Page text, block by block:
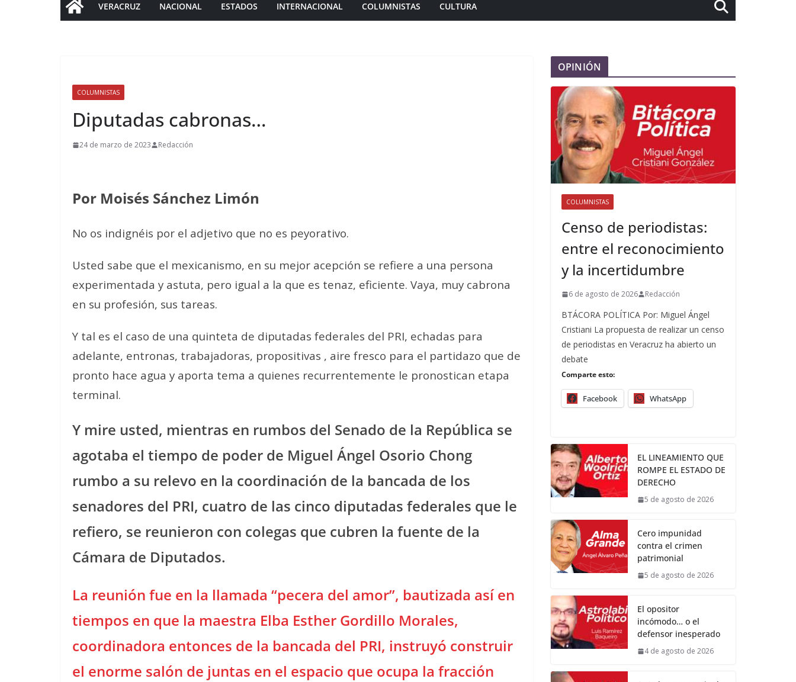
VERACRUZ NACIONAL ESTADOS INTERNACIONAL COLUMNISTAS CULTURA
COLUMNISTAS
Diputadas cabronas…
24 de marzo de 2023 Redacción
Por Moisés Sánchez Limón
No os indignéis por el adjetivo que no es peyorativo.
Usted sabe que el mexicanismo, en su mejor acepción se refiere a una persona
experimentada y astuta, pero igual a la que es tenaz, eficiente. Vaya, muy cabrona
en su profesión, sus tareas.
Y tal es el caso de una quinteta de diputadas federales del PRI, echadas para
adelante, entronas, trabajadoras, propositivas , aire fresco para el partidazo que de
pronto hace agua y aporta tema a quienes recurrentemente le pronostican etapa
terminal.
Y mire usted, mientras en rumbos del Senado de la República se
agotaba el tiempo de poder de Miguel Ángel Osorio Chong
rumbo a su relevo en la coordinación de la bancada de los
senadores del PRI, cuatro de las cinco diputadas federales que le
refiero, se reunieron con colegas que cubren la fuente de la
Cámara de Diputados.
La reunión fue en la llamada “pecera del amor”, bautizada así en
tiempos en que la maestra Elba Esther Gordillo Morales,
coordinadora entonces de la bancada del PRI, instruyó construir
el enorme salón de juntas en el espacio que ocupa la fracción
OPINIÓN
COLUMNISTAS
Censo de periodistas:
entre el reconocimiento
y la incertidumbre
6 de agosto de 2026 Redacción
BTÁCORA POLÍTICA Por: Miguel Ángel
Cristiani La propuesta de realizar un censo
de periodistas en Veracruz ha abierto un
debate
Comparte esto:
Facebook WhatsApp
EL LINEAMIENTO QUE
ROMPE EL ESTADO DE
DERECHO
5 de agosto de 2026
Cero impunidad
contra el crimen
patrimonial
5 de agosto de 2026
El opositor
incómodo… o el
defensor inesperado
4 de agosto de 2026